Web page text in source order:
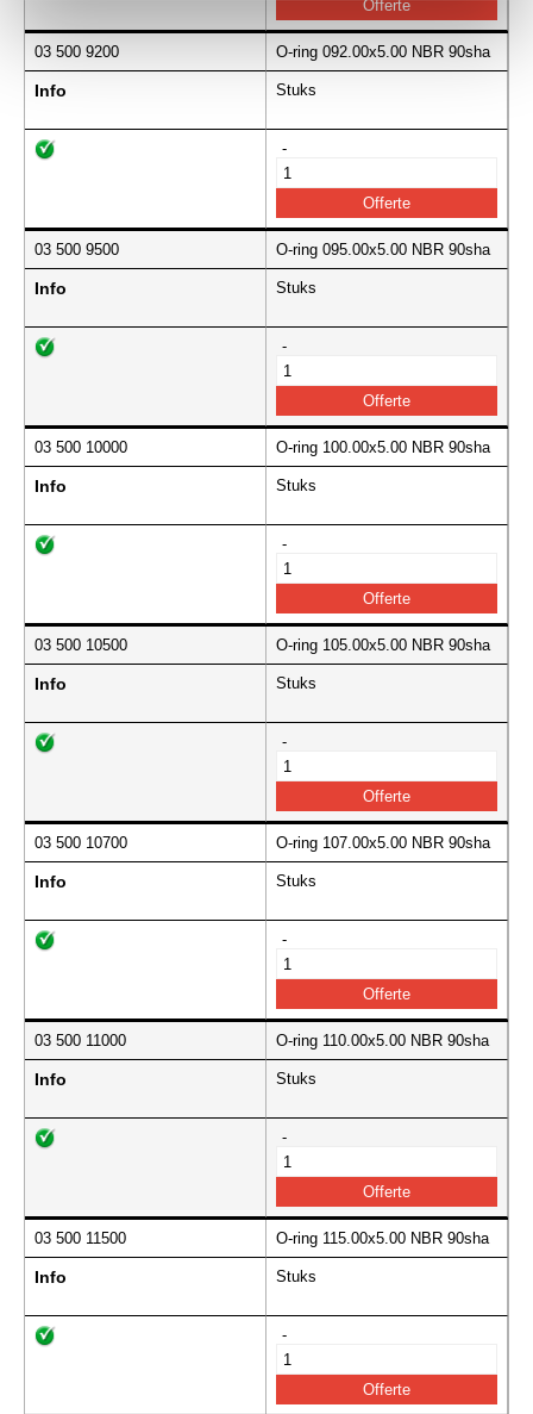
03 500 9200 O-ring 092.00x5.00 NBR 90sha
Info Stuks
-
03 500 9500 O-ring 095.00x5.00 NBR 90sha
Info Stuks
-
03 500 10000 O-ring 100.00x5.00 NBR 90sha
Info Stuks
-
03 500 10500 O-ring 105.00x5.00 NBR 90sha
Info Stuks
-
03 500 10700 O-ring 107.00x5.00 NBR 90sha
Info Stuks
-
03 500 11000 O-ring 110.00x5.00 NBR 90sha
Info Stuks
-
03 500 11500 O-ring 115.00x5.00 NBR 90sha
Info Stuks
-